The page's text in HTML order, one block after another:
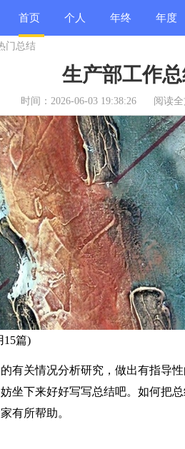
首页 个人 年终 年度
门总结
生产部工作
时间：2026-06-03 19:38:26 阅读全
15篇)
有关情况分析研究，做出有指导
坐下来好好写写总结吧。如何把
有所帮助。